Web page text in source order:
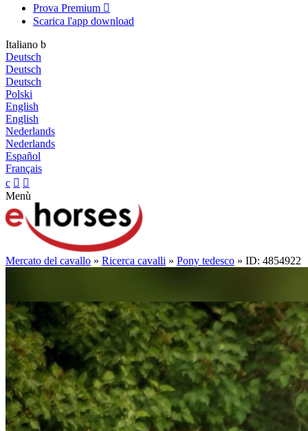
Prova Premium 
Scarica l'app download
Italiano b
Deutsch
Deutsch
Deutsch
Polski
English
English
Nederlands
Nederlands
Español
Français
c  
Menù
Mercato del cavallo » Ricerca cavalli » Pony tedesco » ID: 4854922